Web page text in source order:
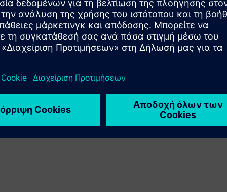
Sell
Μεταπώληση / Συν-πώληση λογισμικού και ψηφιακά
υποστηριζόμενου υλικού στο Siemens Xcelerator
Παρέχει μια υπηρεσία για ένα προϊόν/λύση Siemens
ενσωματώσει, να το λειτουργήσει ή να το συντηρήσει